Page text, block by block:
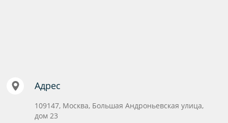
Адрес
109147, Москва, Большая Андроньевская улица,
дом 23